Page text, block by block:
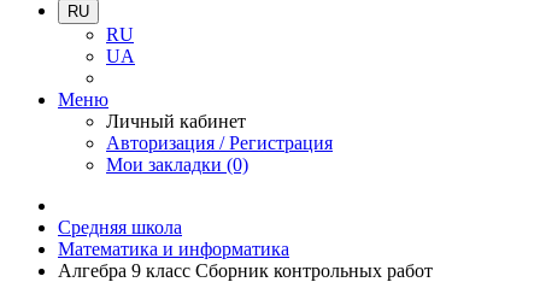
RU
RU
UA
Меню
Личный кабинет
Авторизация / Регистрация
Мои закладки (0)
Средняя школа
Математика и информатика
Алгебра 9 класс Сборник контрольных работ